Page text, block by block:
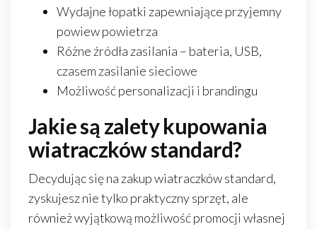
Wydajne łopatki zapewniające przyjemny
powiew powietrza
Różne źródła zasilania – bateria, USB,
czasem zasilanie sieciowe
Możliwość personalizacji i brandingu
Jakie są zalety kupowania
wiatraczków standard?
Decydując się na zakup wiatraczków standard,
zyskujesz nie tylko praktyczny sprzęt, ale
również wyjątkową możliwość promocji własnej